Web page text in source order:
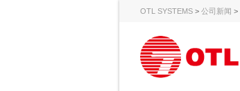
OTL SYSTEMS > 公司新闻 >